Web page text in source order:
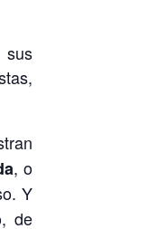
sus
, o
Y
de